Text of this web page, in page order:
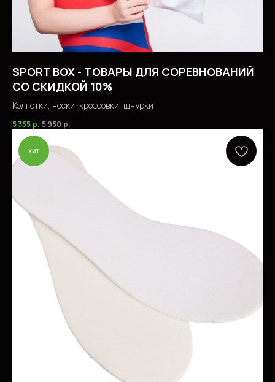
SPORT BOX - ТОВАРЫ ДЛЯ СОРЕВНОВАНИЙ
СО СКИДКОЙ 10%
Колготки, носки, кроссовки, шнурки
5 355 р. 5 950р.
хит